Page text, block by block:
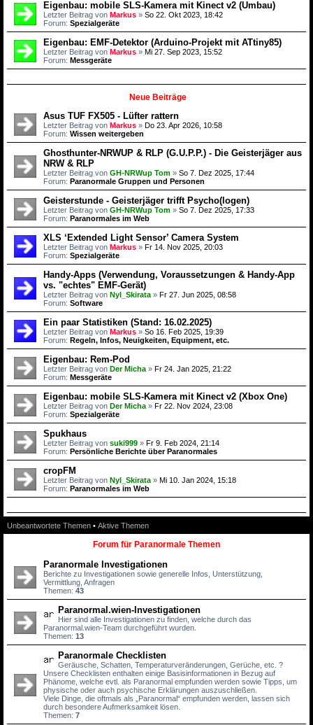
Eigenbau: mobile SLS-Kamera mit Kinect v2 (Umbau)
Letzter Beitrag von Markus » So 22. Okt 2023, 18:42
Forum: Spezialgeräte
Eigenbau: EMF-Detektor (Arduino-Projekt mit ATtiny85)
Letzter Beitrag von Markus » Mi 27. Sep 2023, 15:52
Forum: Messgeräte
Neue Beiträge
Asus TUF FX505 - Lüfter rattern
Letzter Beitrag von Markus » Do 23. Apr 2026, 10:58
Forum: Wissen weitergeben
Ghosthunter-NRWUP & RLP (G.U.P.P.) - Die Geisterjäger aus
NRW & RLP
Letzter Beitrag von GH-NRWup Tom » So 7. Dez 2025, 17:44
Forum: Paranormale Gruppen und Personen
Geisterstunde - Geisterjäger trifft Psycho(logen)
Letzter Beitrag von GH-NRWup Tom » So 7. Dez 2025, 17:33
Forum: Paranormales im Web
XLS ‘Extended Light Sensor’ Camera System
Letzter Beitrag von Markus » Fr 14. Nov 2025, 20:03
Forum: Spezialgeräte
Handy-Apps (Verwendung, Voraussetzungen & Handy-App
vs. "echtes" EMF-Gerät)
Letzter Beitrag von Nyl_Skirata » Fr 27. Jun 2025, 08:58
Forum: Software
Ein paar Statistiken (Stand: 16.02.2025)
Letzter Beitrag von Markus » So 16. Feb 2025, 19:39
Forum: Regeln, Infos, Neuigkeiten, Equipment, etc.
Eigenbau: Rem-Pod
Letzter Beitrag von Der Micha » Fr 24. Jan 2025, 21:22
Forum: Messgeräte
Eigenbau: mobile SLS-Kamera mit Kinect v2 (Xbox One)
Letzter Beitrag von Der Micha » Fr 22. Nov 2024, 23:08
Forum: Spezialgeräte
Spukhaus
Letzter Beitrag von suki999 » Fr 9. Feb 2024, 21:14
Forum: Persönliche Berichte über Paranormales
cropFM
Letzter Beitrag von Nyl_Skirata » Mi 10. Jan 2024, 15:18
Forum: Paranormales im Web
Unbeantwortete Themen • Aktive Themen
Forum für Paranormale Themen
Paranormale Investigationen
Berichte zu Investigationen sowie generelle Infos, Unterstützung,
Vermittlung, Anfragen
Themen: 43
Paranormal.wien-Investigationen
Hier sind alle Investigationen zu finden, welche durch das
Paranormal.wien-Team durchgeführt wurden.
Themen: 13
Paranormale Checklisten
Geräusche, Schatten, Temperaturveränderungen, Gerüche, etc. ?
Unsere Checklisten enthalten einige Basisinformationen in Bezug auf
Phänome, welche evtl. als Paranormal empfunden werden sowie Tipps, um
physische oder auch psychische Erklärungen auszuschließen.
Viele Dinge, die oftmals als „Paranormal“ empfunden werden, lassen sich
durch besondere Aufmerksamkeit lösen.
Themen: 7